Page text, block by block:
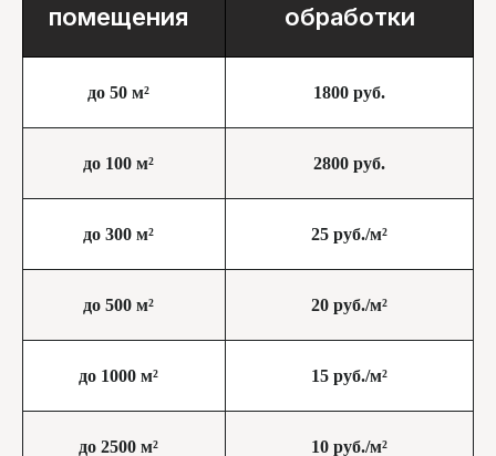
помещения
обработки
до 50 м² 1800 руб.
до 100 м² 2800 руб.
до 300 м² 25 руб./м²
до 500 м² 20 руб./м²
до 1000 м² 15 руб./м²
до 2500 м² 10 руб./м²